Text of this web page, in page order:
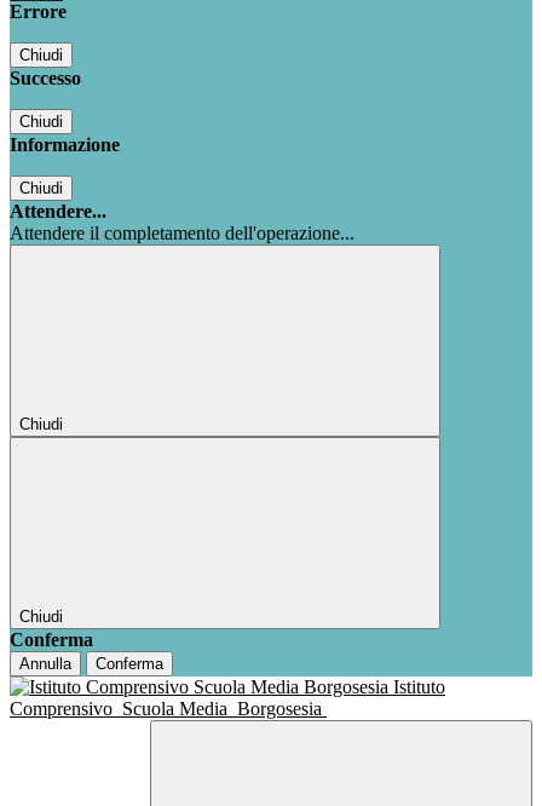
Errore
Chiudi
Successo
Chiudi
Informazione
Chiudi
Attendere...
Attendere il completamento dell'operazione...
Chiudi
Chiudi
Conferma
Annulla Conferma
Istituto
Comprensivo Scuola Media Borgosesia